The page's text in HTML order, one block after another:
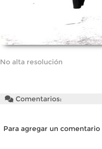
No alta resolución
Comentarios:
Para agregar un comentario